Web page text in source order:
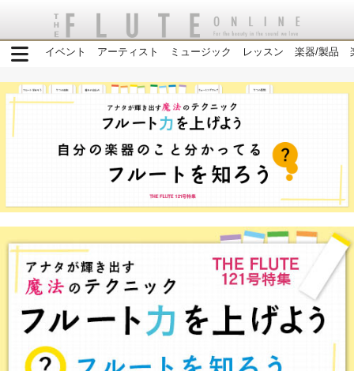
イベント アーティスト ミュージック レッスン 楽器/製品